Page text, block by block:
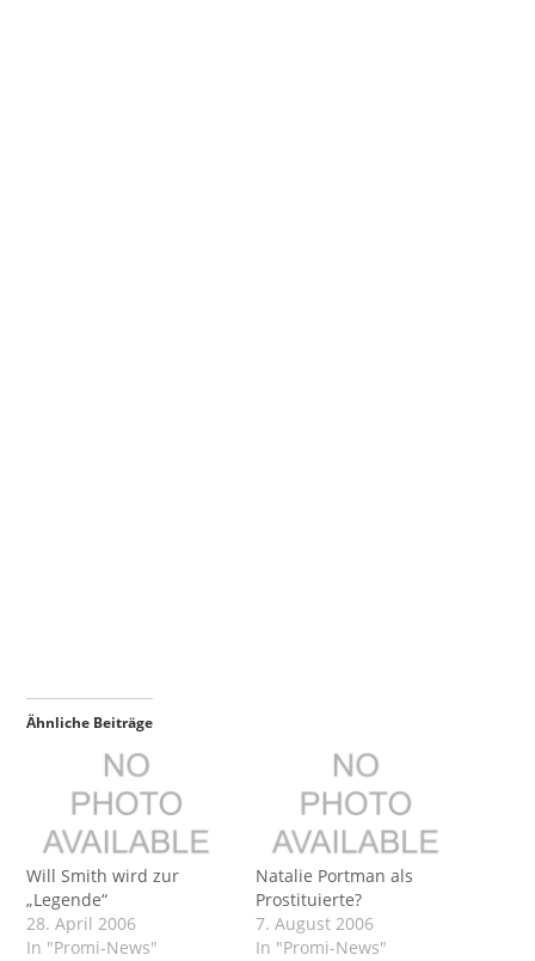
Ähnliche Beiträge
Will Smith wird zur
„Legende“
28. April 2006
In "Promi-News"
Natalie Portman als
Prostituierte?
7. August 2006
In "Promi-News"